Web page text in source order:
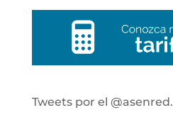
Tweets por el @asenred.